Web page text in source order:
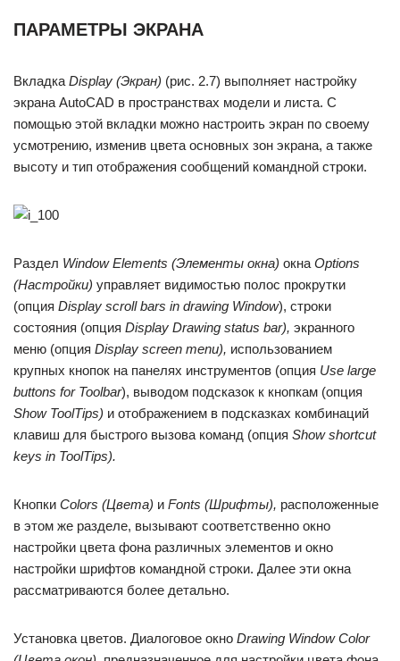
ПАРАМЕТРЫ ЭКРАНА
Вкладка Display (Экран) (рис. 2.7) выполняет настройку
экрана AutoCAD в пространствах модели и листа. С
помощью этой вкладки можно настроить экран по своему
усмотрению, изменив цвета основных зон экрана, а также
высоту и тип отображения сообщений командной строки.
Раздел Window Elements (Элементы окна) окна Options
(Настройки) управляет видимостью полос прокрутки
(опция Display scroll bars in drawing Window), строки
состояния (опция Display Drawing status bar), экранного
меню (опция Display screen menu), использованием
крупных кнопок на панелях инструментов (опция Use large
buttons for Toolbar), выводом подсказок к кнопкам (опция
Show ToolTips) и отображением в подсказках комбинаций
клавиш для быстрого вызова команд (опция Show shortcut
keys in ToolTips).
Кнопки Colors (Цвета) и Fonts (Шрифты), расположенные
в этом же разделе, вызывают соответственно окно
настройки цвета фона различных элементов и окно
настройки шрифтов командной строки. Далее эти окна
рассматриваются более детально.
Установка цветов. Диалоговое окно Drawing Window Color